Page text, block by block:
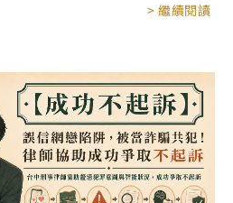
> 繼續閱讀